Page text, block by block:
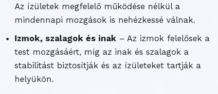
Az ízületek megfelelő működése nélkül a
mindennapi mozgások is nehézkessé válnak.
Izmok, szalagok és inak – Az izmok felelősek a
test mozgásáért, míg az inak és szalagok a
stabilitást biztosítják és az ízületeket tartják a
helyükön.